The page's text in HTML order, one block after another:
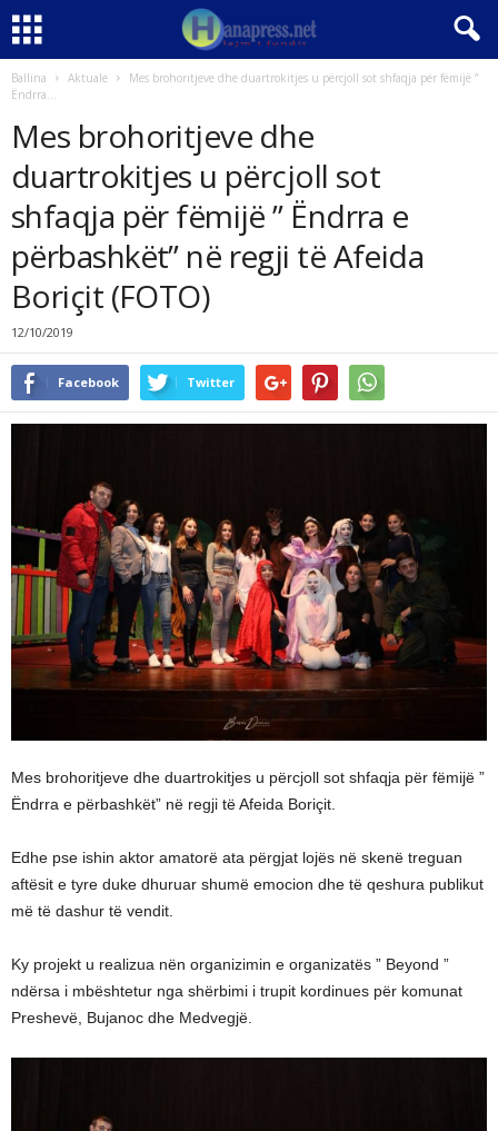
Ballina Aktuale
Mes brohoritjeve dhe duartrokitjes u përcjoll sot shfaqja për fëmijë ”
Ëndrra...
Mes brohoritjeve dhe
duartrokitjes u përcjoll sot
shfaqja për fëmijë ” Ëndrra e
përbashkët” në regji të Afeida
Boriçit (FOTO)
12/10/2019
Facebook Twitter
Mes brohoritjeve dhe duartrokitjes u përcjoll sot shfaqja për fëmijë ”
Ëndrra e përbashkët” në regji të Afeida Boriçit.
Edhe pse ishin aktor amatorë ata përgjat lojës në skenë treguan
aftësit e tyre duke dhuruar shumë emocion dhe të qeshura publikut
më të dashur të vendit.
Ky projekt u realizua nën organizimin e organizatës ” Beyond ”
ndërsa i mbështetur nga shërbimi i trupit kordinues për komunat
Preshevë, Bujanoc dhe Medvegjë.